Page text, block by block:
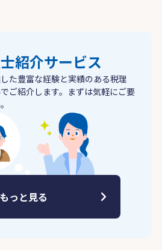
紹介サービス
た豊富な経験と実績のある税理
ご紹介します。まずは気軽にご要
もっと見る